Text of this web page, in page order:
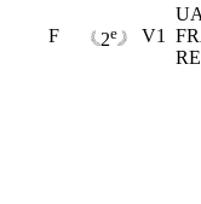
F 2e V1